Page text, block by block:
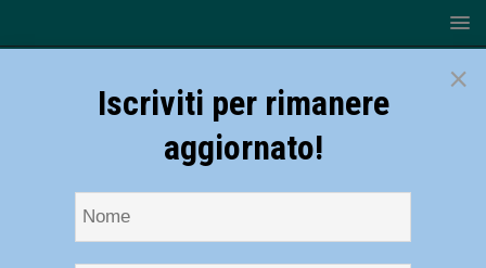
×
Iscriviti per rimanere
aggiornato!